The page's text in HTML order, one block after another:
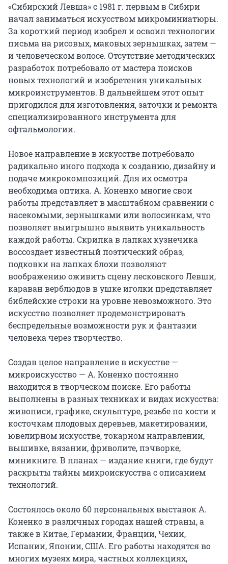
«Сибирский Левша» с 1981 г. первым в Сибири
начал заниматься искусством микроминиатюры.
За короткий период изобрел и освоил технологии
письма на рисовых, маковых зернышках, затем —
и человеческом волосе. Отсутствие методических
разработок потребовало от мастера поисков
новых технологий и изобретения уникальных
микроинструментов. В дальнейшем этот опыт
пригодился для изготовления, заточки и ремонта
специализированного инструмента для
офтальмологии.
Новое направление в искусстве потребовало
радикально иного подхода к созданию, дизайну и
подаче микрокомпозиций. Для их осмотра
необходима оптика. А. Коненко многие свои
работы представляет в масштабном сравнении с
насекомыми, зернышками или волосинкам, что
позволяет выигрышно выявить уникальность
каждой работы. Скрипка в лапках кузнечика
воссоздает известный поэтический образ,
подковки на лапках блохи позволяют
воображению оживить сцену лесковского Левши,
караван верблюдов в ушке иголки представляет
библейские строки на уровне невозможного. Это
искусство позволяет продемонстрировать
беспредельные возможности рук и фантазии
человека через творчество.
Создав целое направление в искусстве —
микроискусство — А. Коненко постоянно
находится в творческом поиске. Его работы
выполнены в разных техниках и видах искусства:
живописи, графике, скульптуре, резьбе по кости и
косточкам плодовых деревьев, макетировании,
ювелирном искусстве, токарном направлении,
вышивке, вязании, фриволите, пэчворке,
миникниге. В планах — издание книги, где будут
раскрыты тайны микроискусства с описанием
технологий.
Состоялось около 60 персональных выставок А.
Коненко в различных городах нашей страны, а
также в Китае, Германии, Франции, Чехии,
Испании, Японии, США. Его работы находятся во
многих музеях мира, частных коллекциях,